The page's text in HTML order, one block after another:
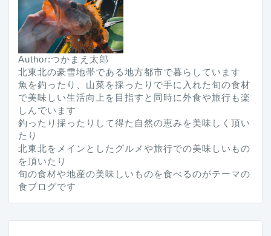
Author:つかまえ太郎
北東北の豪雪地帯である地方都市で暮らしています
魚を釣ったり、山菜を採ったりで手に入れた旬の食材
で美味しい生活向上を目指すと同時に外食や旅行も楽
しんでいます
釣ったり採ったりして得た自然の恵みを美味しく頂い
たり
北東北をメインとしたグルメや旅行での美味しいもの
を頂いたり
旬の食材や地産の美味しいものを食べるのがテーマの
食ブログです